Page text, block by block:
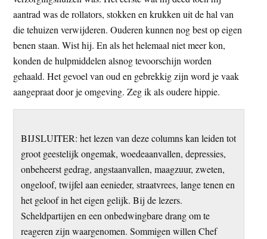
aantrad was de rollators, stokken en krukken uit de hal van
die tehuizen verwijderen. Ouderen kunnen nog best op eigen
benen staan. Wist hij. En als het helemaal niet meer kon,
konden de hulpmiddelen alsnog tevoorschijn worden
gehaald. Het gevoel van oud en gebrekkig zijn word je vaak
aangepraat door je omgeving. Zeg ik als oudere hippie.
BIJSLUITER: het lezen van deze columns kan leiden tot
groot geestelijk ongemak, woedeaanvallen, depressies,
onbeheerst gedrag, angstaanvallen, maagzuur, zweten,
ongeloof, twijfel aan eenieder, straatvrees, lange tenen en
het geloof in het eigen gelijk. Bij de lezers.
Scheldpartijen en een onbedwingbare drang om te
reageren zijn waargenomen. Sommigen willen Chef